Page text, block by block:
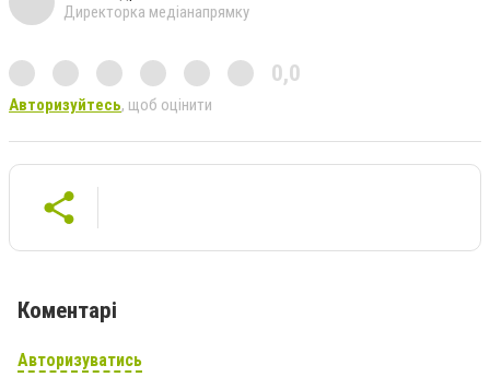
Директорка медіанапрямку
0,0
Авторизуйтесь, щоб оцінити
Коментарі
Авторизуватись